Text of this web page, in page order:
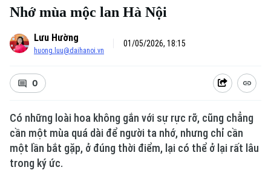
Nhớ mùa mộc lan Hà Nội
Lưu Hường
huong.luu@daihanoi.vn
01/05/2026, 18:15
0
Có những loài hoa không gắn với sự rực rỡ, cũng chẳng
cần một mùa quá dài để người ta nhớ, nhưng chỉ cần
một lần bắt gặp, ở đúng thời điểm, lại có thể ở lại rất lâu
trong ký ức.